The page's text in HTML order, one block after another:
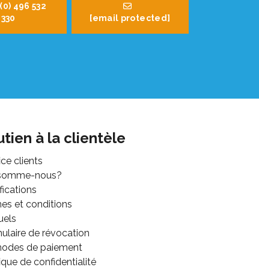
496 532
330
[email protected]
à la clientèle
clients
nous?
et conditions
de révocation
de paiement
de confidentialité